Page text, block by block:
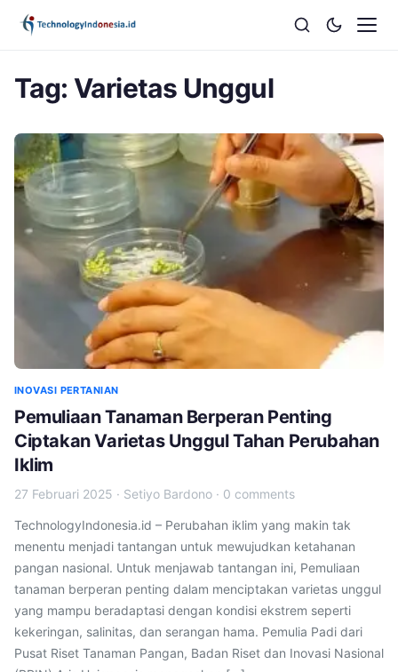
Tag: Varietas Unggul
INOVASI PERTANIAN
Pemuliaan Tanaman Berperan Penting
Ciptakan Varietas Unggul Tahan Perubahan
Iklim
27 Februari 2025 · Setiyo Bardono · 0 comments
TechnologyIndonesia.id – Perubahan iklim yang makin tak
menentu menjadi tantangan untuk mewujudkan ketahanan
pangan nasional. Untuk menjawab tantangan ini, Pemuliaan
tanaman berperan penting dalam menciptakan varietas unggul
yang mampu beradaptasi dengan kondisi ekstrem seperti
kekeringan, salinitas, dan serangan hama. Pemulia Padi dari
Pusat Riset Tanaman Pangan, Badan Riset dan Inovasi Nasional